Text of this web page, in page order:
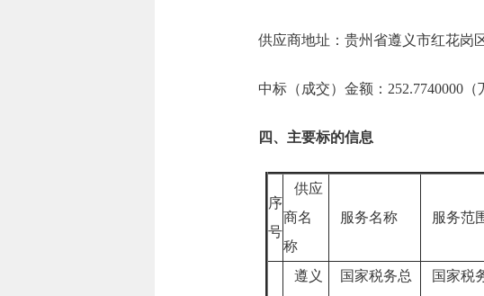
供应商地址：贵州省遵义市红花岗
中标（成交）金额：252.7740000（
四、主要标的信息
序
号
供应
商名
称
服务名称 服务范
遵义
国家税务总
国家税